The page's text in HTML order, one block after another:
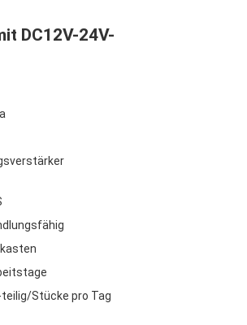
DC12V-24V-
Stücke pro Tag